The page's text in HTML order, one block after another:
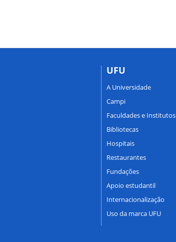
UFU
A Universidade
Campi
Faculdades e Institutos
Bibliotecas
Hospitais
Restaurantes
Fundações
Apoio estudantil
Internacionalização
Uso da marca UFU